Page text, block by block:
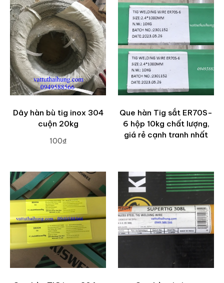
Dây hàn bù tig inox 304
cuộn 20kg
100₫
Que hàn Tig sắt ER70S-
6 hộp 10kg chất lượng,
giá rẻ cạnh tranh nhất